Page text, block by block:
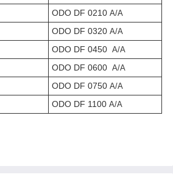
ODO DF 0210 A/A
ODO DF 0320 A/A
ODO DF 0450 A/A
ODO DF 0600 A/A
ODO DF 0750 A/A
ODO DF 1100 A/A